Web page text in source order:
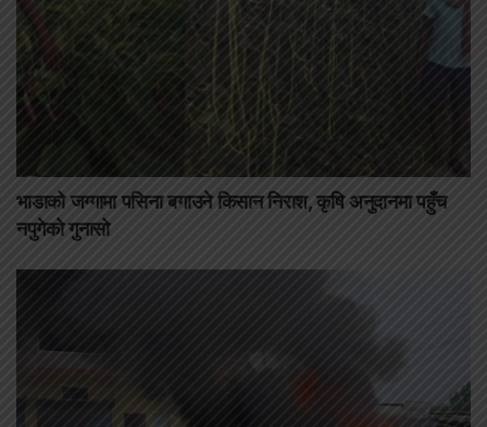
भाडाको जग्गामा पसिना बगाउने किसान निराश, कृषि अनुदानमा पहुँच
नपुगेको गुनासो